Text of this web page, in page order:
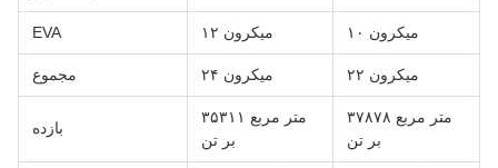
EVA ۱۲ میکرون ۱۰ میکرون
مجموع ۲۴ میکرون ۲۲ میکرون
بازده
۳۵۳۱۱ متر مربع
بر تن
۳۷۸۷۸ متر مربع
بر تن